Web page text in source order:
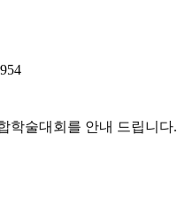
954
학술대회를 안내 드립니다.